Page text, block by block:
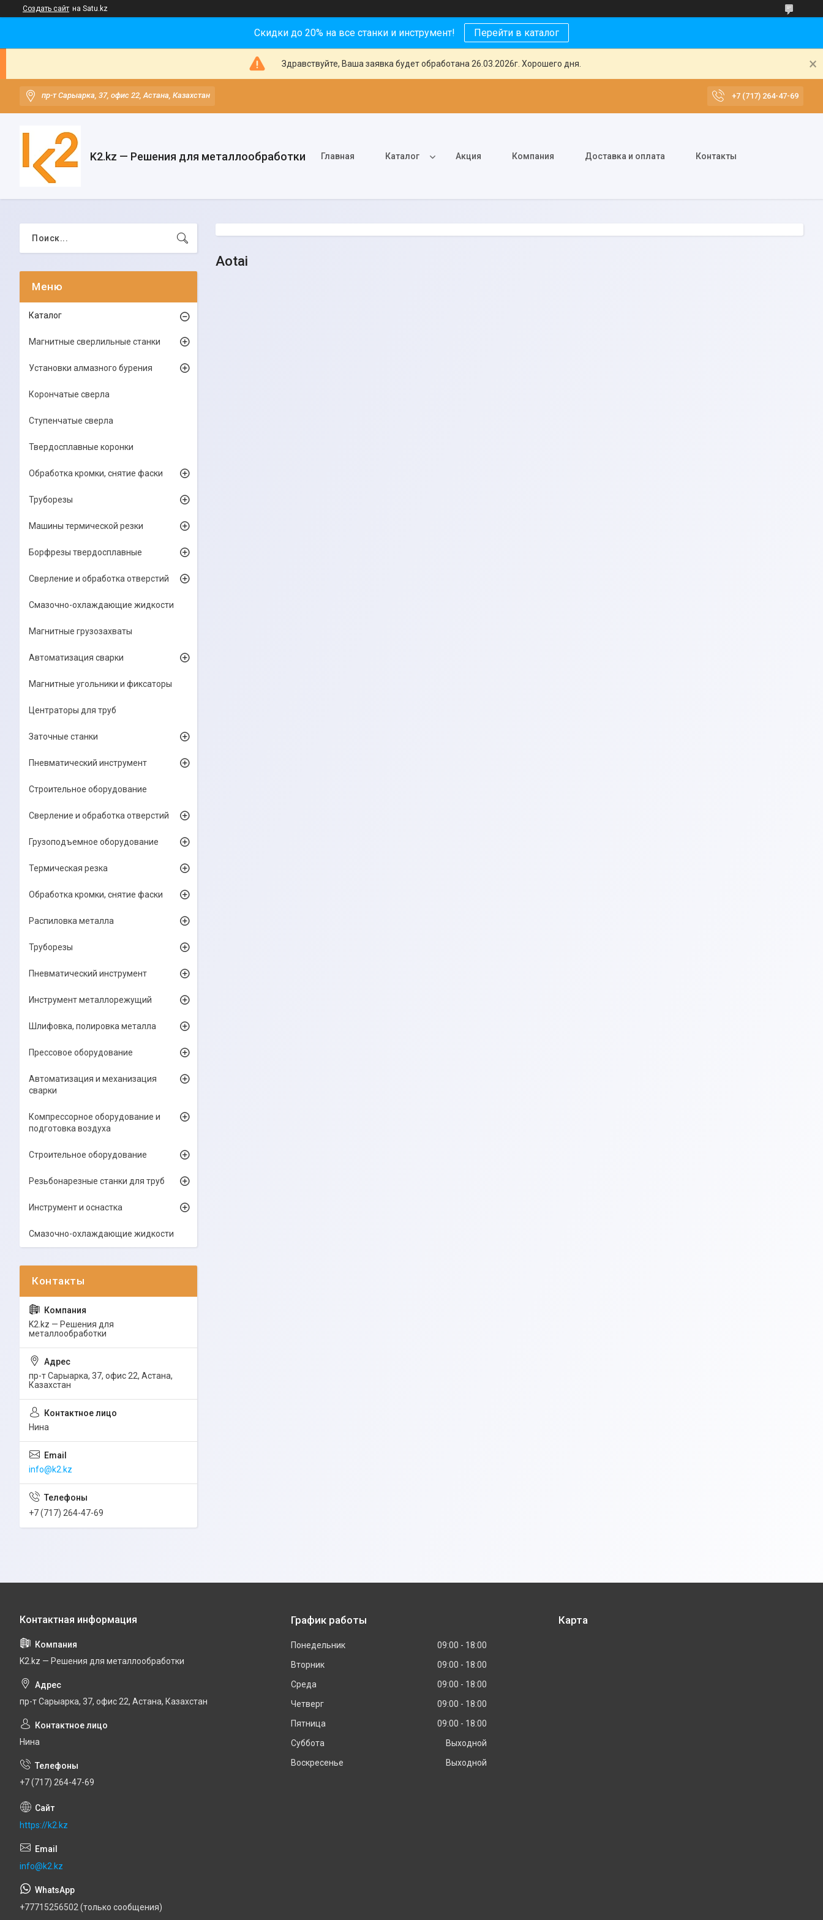
Создать сайт на Satu.kz
Скидки до 20% на все станки и инструмент! Перейти в каталог
Здравствуйте, Ваша заявка будет обработана 26.03.2026г. Хорошего дня.
пр-т Сарыарка, 37, офис 22, Астана, Казахстан +7 (717) 264-47-69
K2.kz — Решения для металлообработки Главная Каталог Акция Компания Доставка и оплата Контакты
Aotai
Каталог
Магнитные сверлильные станки
Установки алмазного бурения
Корончатые сверла
Ступенчатые сверла
Твердосплавные коронки
Обработка кромки, снятие фаски
Труборезы
Машины термической резки
Борфрезы твердосплавные
Сверление и обработка отверстий
Смазочно-охлаждающие жидкости
Магнитные грузозахваты
Автоматизация сварки
Магнитные угольники и фиксаторы
Центраторы для труб
Заточные станки
Пневматический инструмент
Строительное оборудование
Сверление и обработка отверстий
Грузоподъемное оборудование
Термическая резка
Обработка кромки, снятие фаски
Распиловка металла
Труборезы
Пневматический инструмент
Инструмент металлорежущий
Шлифовка, полировка металла
Прессовое оборудование
Автоматизация и механизация
сварки
Компрессорное оборудование и
подготовка воздуха
Строительное оборудование
Резьбонарезные станки для труб
Инструмент и оснастка
Смазочно-охлаждающие жидкости
K2.kz — Решения для
металлообработки
пр-т Сарыарка, 37, офис 22, Астана,
Казахстан
Нина
info@k2.kz
+7 (717) 264-47-69
K2.kz — Решения для металлообработки
пр-т Сарыарка, 37, офис 22, Астана, Казахстан
Нина
+7 (717) 264-47-69
https://k2.kz
info@k2.kz
+77715256502 (только сообщения)
График работы
Понедельник 09:00
18:00
Вторник
09:00
18:00
Среда
09:00
18:00
Четверг
09:00
18:00
Пятница
09:00
18:00
Суббота
Выходной
Воскресенье
Выходной
Карта